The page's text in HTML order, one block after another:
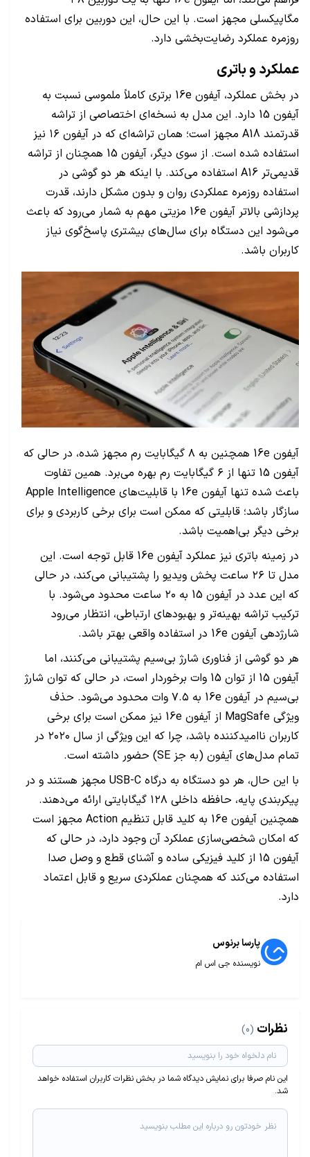
مگاپیکسلی مجهز است. با این حال، این دوربین برای استفاده
روزمره عملکرد رضایت‌بخشی دارد.
عملکرد و باتری
در بخش عملکرد، آیفون 16e برتری کاملاً ملموسی نسبت به
آیفون 15 دارد. این مدل به نسخه‌ای اختصاصی از تراشه
قدرتمند A18 مجهز است؛ همان تراشه‌ای که در آیفون ۱۶ نیز
استفاده شده است. از سوی دیگر، آیفون 15 همچنان از تراشه
قدیمی‌تر A16 استفاده می‌کند. با اینکه هر دو گوشی در
استفاده روزمره عملکردی روان و بدون مشکل دارند، قدرت
پردازشی بالاتر آیفون 16e مزیتی مهم به شمار می‌رود که باعث
می‌شود این دستگاه برای سال‌های بیشتری پاسخ‌گوی نیاز
کاربران باشد.
آیفون 16e همچنین به ۸ گیگابایت رم مجهز شده، در حالی که
آیفون 15 تنها از ۶ گیگابایت رم بهره می‌برد. همین تفاوت
باعث شده تنها آیفون 16e با قابلیت‌های Apple Intelligence
سازگار باشد؛ قابلیتی که ممکن است برای برخی کاربردی و برای
برخی دیگر بی‌اهمیت باشد.
در زمینه باتری نیز عملکرد آیفون 16e قابل توجه است. این
مدل تا ۲۶ ساعت پخش ویدیو را پشتیبانی می‌کند، در حالی
که این عدد در آیفون 15 به ۲۰ ساعت محدود می‌شود. با
ترکیب تراشه بهینه‌تر و بهبودهای ارتباطی، انتظار می‌رود
شارژدهی آیفون 16e در استفاده واقعی بهتر باشد.
هر دو گوشی از فناوری شارژ بی‌سیم پشتیبانی می‌کنند، اما
آیفون 15 از توان 15 وات برخوردار است، در حالی که توان شارژ
بی‌سیم در آیفون 16e به ۷.۵ وات محدود می‌شود. حذف
ویژگی MagSafe از آیفون 16e نیز ممکن است برای برخی
کاربران ناامیدکننده باشد، چرا که این ویژگی از سال ۲۰۲۰ در
تمام مدل‌های آیفون (به جز SE) حضور داشته است.
با این حال، هر دو دستگاه به درگاه USB-C مجهز هستند و در
پیکربندی پایه، حافظه داخلی ۱۲۸ گیگابایتی ارائه می‌دهند.
همچنین آیفون 16e به کلید قابل تنظیم Action مجهز است
که امکان شخصی‌سازی عملکرد آن وجود دارد، در حالی که
آیفون 15 از کلید فیزیکی ساده و آشنای قطع و وصل صدا
استفاده می‌کند که همچنان عملکردی سریع و قابل اعتماد
دارد.
پارسا برنوس
نویسنده جی اس ام
نظرات (0)
این نام صرفا برای نمایش دیدگاه شما در بخش نظرات کاربران استفاده خواهد
شد.